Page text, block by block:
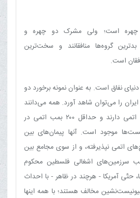
است؛ ولی مشرک دو چهره و
گروه‌ها منافقانند و سخت‌ترین
است.
دنیای نفاق است. به عنوان نمونه برخورد دو
ایران را می‌توان شاهد آورد. همه می‌دانند
که اسرائیلی‌ها سلاح اتمی دارند و حداقل ۲۰۰ بمب اتمی در
موجود است. آنها پیمان‌های بین
اتمی نپذیرفته، و از سوی مجامع بین
سرزمین‌های اشغالی فلسطین محکوم
حتّی آمریکا - هرچند در ظاهر - با احداث
مخالف هستند؛ با همه اینها